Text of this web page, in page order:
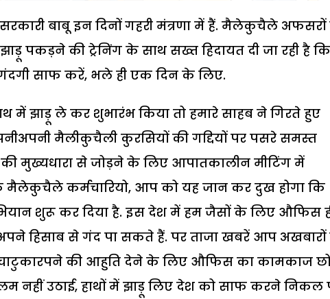
बाबू इन दिनों गहरी मंत्रणा में हैं. मैलेकुचैले अफसरों
पकड़ने की ट्रेनिंग के साथ सख्त हिदायत दी जा रही है कि
साफ करें, भले ही एक दिन के लिए.
में झाड़ू ले कर शुभारंभ किया तो हमारे साहब ने गिरते हुए
मैलीकुचैली कुरसियों की गद्दियों पर पसरे समस्त
मुख्यधारा से जोड़ने के लिए आपातकालीन मीटिंग में
मैलेकुचैले कर्मचारियो, आप को यह जान कर दुख होगा कि
शुरू कर दिया है. इस देश में हम जैसों के लिए औफिस
हिसाब से गंद पा सकते हैं. पर ताजा खबरें आप
की आहुति देने के लिए औफिस का कामकाज
नहीं उठाई, हाथों में झाड़ू लिए देश को साफ करने निकल